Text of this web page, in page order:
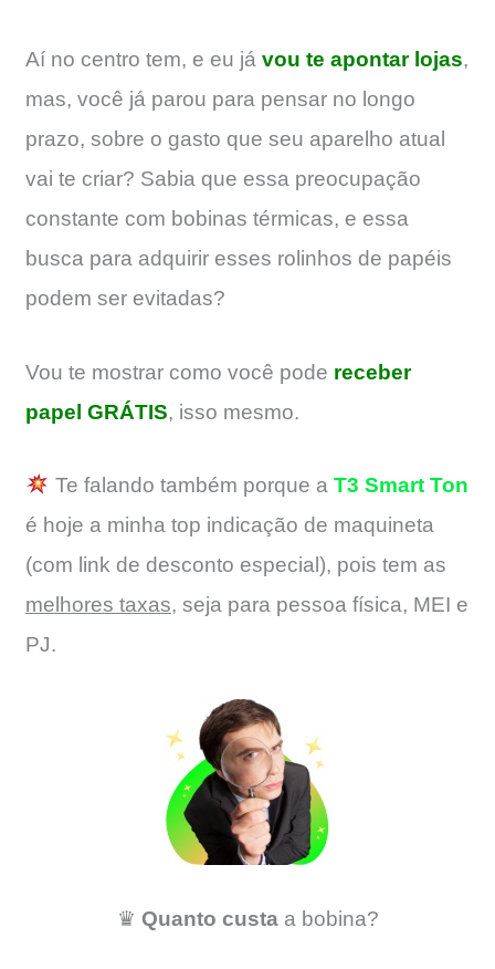
Aí no centro tem, e eu já vou te apontar lojas,
mas, você já parou para pensar no longo
prazo, sobre o gasto que seu aparelho atual
vai te criar? Sabia que essa preocupação
constante com bobinas térmicas, e essa
busca para adquirir esses rolinhos de papéis
podem ser evitadas?
Vou te mostrar como você pode receber
papel GRÁTIS, isso mesmo.
Te falando também porque a T3 Smart Ton
é hoje a minha top indicação de maquineta
(com link de desconto especial), pois tem as
melhores taxas, seja para pessoa física, MEI e
PJ.
♛ Quanto custaa bobina?